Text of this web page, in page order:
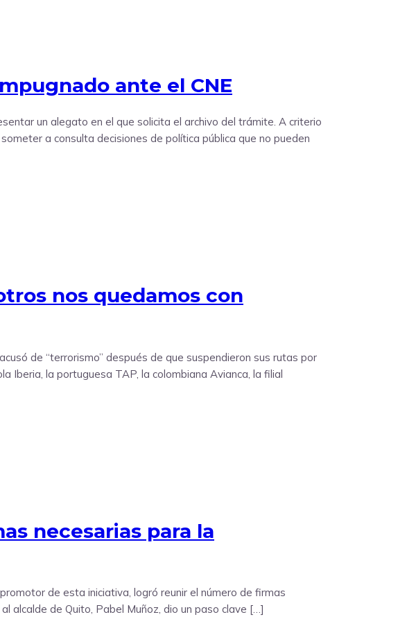
ante el CNE
un alegato en el que solicita el archivo del trámite. A criterio
a consulta decisiones de política pública que no pueden
nos quedamos con
de “terrorismo” después de que suspendieron sus rutas por
Iberia, la portuguesa TAP, la colombiana Avianca, la filial
necesarias para la
de esta iniciativa, logró reunir el número de firmas
alcalde de Quito, Pabel Muñoz, dio un paso clave […]